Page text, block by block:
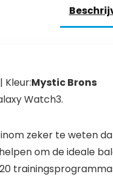
Kleur:Mystic Brons
Watch3.
zeker te weten
om de ideale